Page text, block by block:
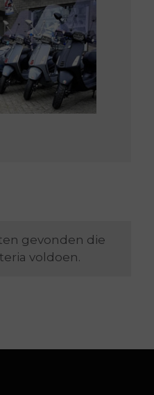
gevonden die
voldoen.